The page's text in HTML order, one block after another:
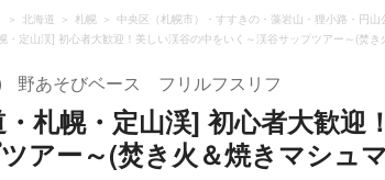
北海道 札幌 中央区（札幌市）・すすきの・藻岩山・狸小路・円山
・定山渓] 初心者大歓迎！美しい渓谷の中をいく～渓谷サップツアー～(焚
野あそびベース フリルフスリフ
札幌・定山渓] 初心者大歓迎
アー～(焚き火＆焼きマシュ